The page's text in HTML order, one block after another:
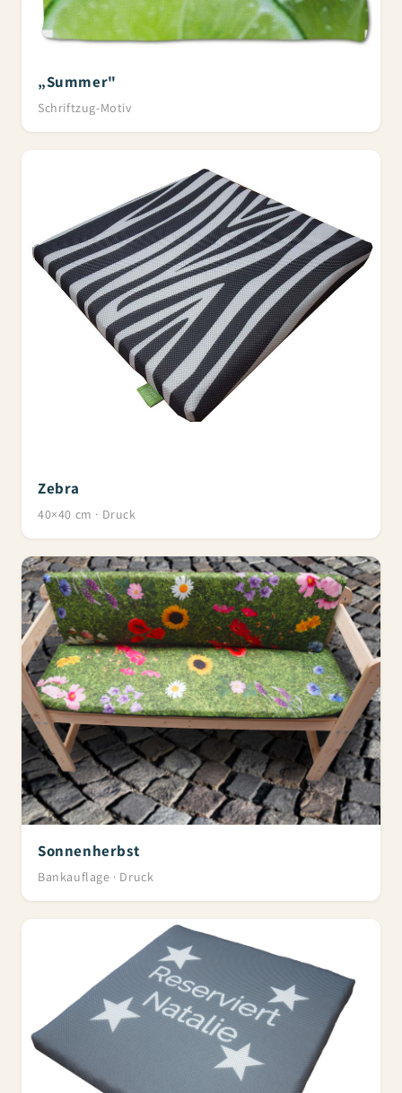
„Summer"
Schriftzug-Motiv
Zebra
40×40 cm · Druck
Sonnenherbst
Bankauflage · Druck